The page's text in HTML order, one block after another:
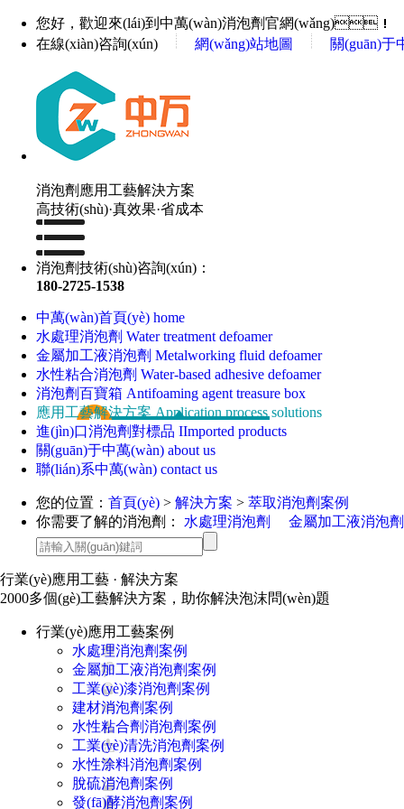
您好，歡迎來(lái)到中萬(wàn)消泡劑官網(wǎng)！
在線(xiàn)咨詢(xún)
網(wǎng)站地圖 關(guān)于
消泡劑應用工藝解決方案
高技術(shù)·真效果·省成本
消泡劑技術(shù)咨詢(xún)：
180-2725-1538
中萬(wàn)首頁(yè) home
水處理消泡劑 Water treatment defoamer
金屬加工液消泡劑 Metalworking fluid defoamer
水性粘合消泡劑 Water-based adhesive defoamer
消泡劑百寶箱 Antifoaming agent treasure box
應用工藝解決方案 Application process solutions
進(jìn)口消泡劑對標品 IImported products
關(guān)于中萬(wàn) about us
聯(lián)系中萬(wàn) contact us
您的位置： 首頁(yè) > 解決方案 > 萃取消泡劑案例
你需要了解的消泡劑：
水處理消泡劑 金屬加工液消泡劑
行業(yè)應用工藝 · 解決方案
2000多個(gè)工藝解決方案，助你解決泡沫問(wèn)題
行業(yè)應用工藝案例
水處理消泡劑案例
金屬加工液消泡劑案例
工業(yè)漆消泡劑案例
建材消泡劑案例
水性粘合劑消泡劑案例
工業(yè)清洗消泡劑案例
水性涂料消泡劑案例
脫硫消泡劑案例
發(fā)酵消泡劑案例